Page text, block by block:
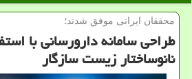
محققان ایرانی موفق شدند؛
طراحی سامانه دارورسانی با
نانوساختار زیست سازگار